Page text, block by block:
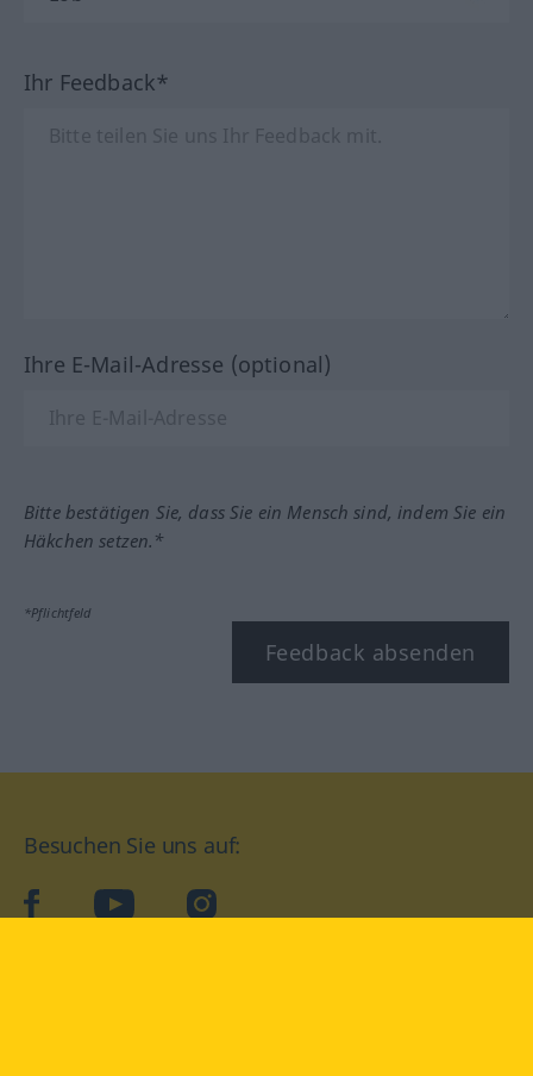
Ihr Feedback*
Ihre E-Mail-Adresse (optional)
Bitte bestätigen Sie, dass Sie ein Mensch sind, indem Sie ein
Häkchen setzen.*
*Pflichtfeld
Feedback absenden
Besuchen Sie uns auf:
facebookYouTube Instagram